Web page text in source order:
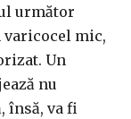
următor
varicocel mic,
Un
nu
însă, va fi